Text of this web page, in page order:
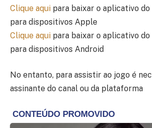
Clique aqui para baixar o aplicativo
para dispositivos Apple
Clique aqui para baixar o aplicativo
para dispositivos Android
No entanto, para assistir ao jogo é
assinante do canal ou da plataforma